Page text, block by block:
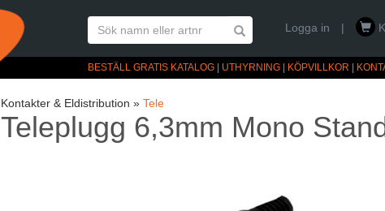
Logga in |
BESTÄLL GRATIS KATALOG UTHYRNING KÖPVILLKOR
Kontakter & Eldistribution »Tele
Teleplugg 6,3mm Mono